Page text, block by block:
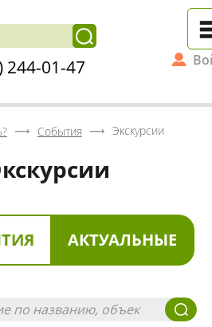
244-01-47
События Экскурсии
АКТУАЛЬНЫЕ